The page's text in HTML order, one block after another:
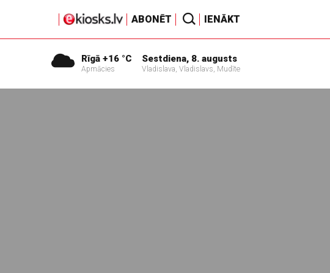
ABONĒT IENĀKT
Rīgā +16 °C
Apmācies
Sestdiena, 8. augusts
Vladislava, Vladislavs, Mudīte